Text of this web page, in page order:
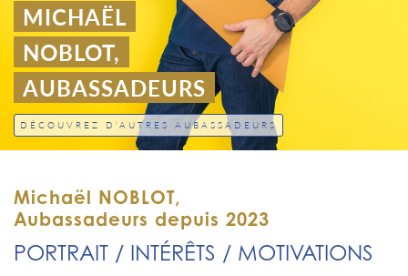
MICHAËL
NOBLOT,
AUBASSADEURS
DÉCOUVREZ D'AUTRES AUBASSADEURS
Michaël NOBLOT,
Aubassadeurs depuis 2023
PORTRAIT / INTÉRÊTS / MOTIVATIONS